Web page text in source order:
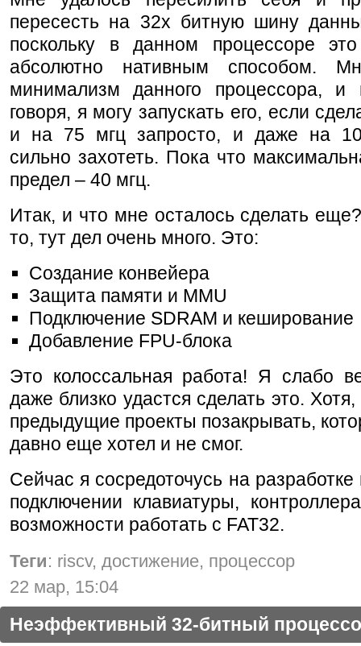
пересесть на 32х битную шину
поскольку в данном процессоре
абсолютно нативным способом.
минимализм данного процессора, и
говоря, я могу запускать его, если
и на 75 мгц запросто, и даже на
сильно захотеть. Пока что
предел – 40 мгц.
Итак, и что мне осталось сделать
то, тут дел очень много. Это:
Создание конвейера
Защита памяти и MMU
Подключение SDRAM и кеширование
Добавление FPU-блока
Это колоссальная работа! Я слабо
даже близко удастся сделать это.
предыдущие проекты позакрывать,
давно еще хотел и не смог.
Сейчас я сосредоточусь на
подключении клавиатуры,
возможности работать с FAT32.
Теги: riscv, достижение, процессор
22 мар, 15:04
Неэффективный 32-битный